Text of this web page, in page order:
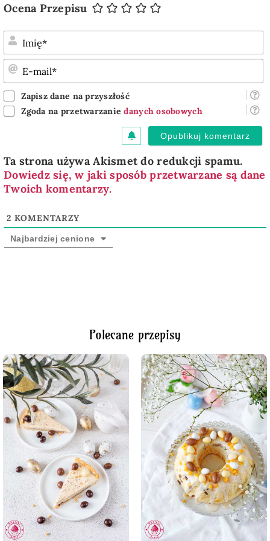
Ocena Przepisu
Zapisz dane na przyszłość
Zgoda na przetwarzaniedanych osobowych
Ta strona używa Akismet do redukcji spamu.
Dowiedz się, w jaki sposób przetwarzane są dane
Twoich komentarzy.
2 KOMENTARZY
Najbardziej cenione
Polecane przepisy